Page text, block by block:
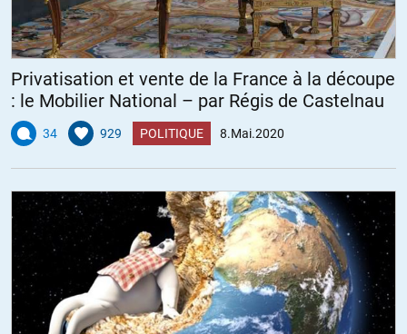
Privatisation et vente de la France à la découpe
: le Mobilier National – par Régis de Castelnau
34 929 POLITIQUE 8.Mai.2020